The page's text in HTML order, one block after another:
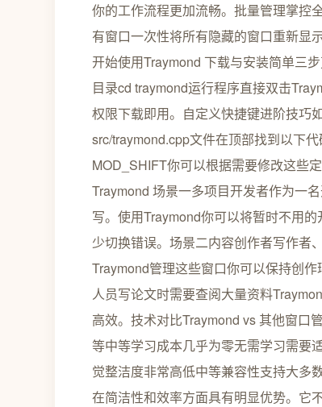
你的工作流程更加流畅。批量管理掌控
有窗口一次性将所有隐藏的窗口重新显
开始使用Traymond 下载与安装简单三
目录cd traymond运行程序直接双击
权限下载即用。自定义快捷键进阶技巧
src/traymond.cpp文件在顶部找到以下
MOD_SHIFT你可以根据需要修改这些
Traymond 场景一多项目开发者作为一
写。使用Traymond你可以将暂时不用
少切换错误。场景二内容创作者写作者
Traymond管理这些窗口你可以保持创
人员写论文时需要查阅大量资料
高效。技术对比Traymond vs 其他窗口
等中等学习成本几乎为零无需学习需要
觉整洁度非常高低中等兼容性支持大多
在简洁性和效率方面具有明显优势。它